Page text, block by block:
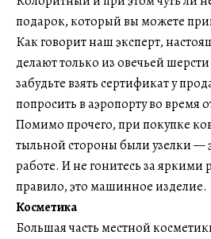
подарок, который вы можете
Как говорит наш эксперт,
делают только из овечьей
забудьте взять сертификат у
попросить в аэропорту во время
Помимо прочего, при покупке
тыльной стороны были узелки —
работе. И не гонитесь за яркими
правило, это машинное изделие.
Косметика
Большая часть местной